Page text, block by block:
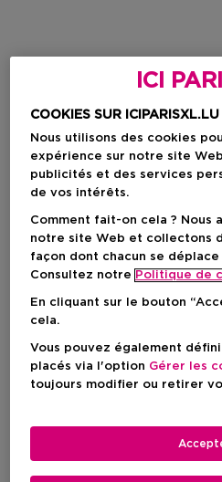
ICI
COOKIES SUR ICIPARISXL.LU
Nous utilisons des cookies
expérience sur notre site
publicités et des services
de vos intérêts.
Comment fait-on cela ? Nous
notre site Web et collectons
façon dont chacun se
Consultez notre Politique de
En cliquant sur le bouton
cela.
Vous pouvez également
placés via l'option Gérer les
toujours modifier ou retirer